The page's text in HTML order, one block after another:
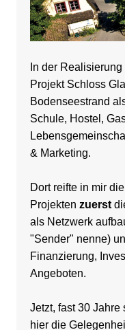
In der
Projekt Schloss
Bodenseestrand
Schule, Hostel,
& Marketing.
Dort reifte in mir
Projekten zuerst
als Netzwerk
"Sender" nenne)
Finanzierung,
Angeboten.
Jetzt, fast 30 Jahre
hier die